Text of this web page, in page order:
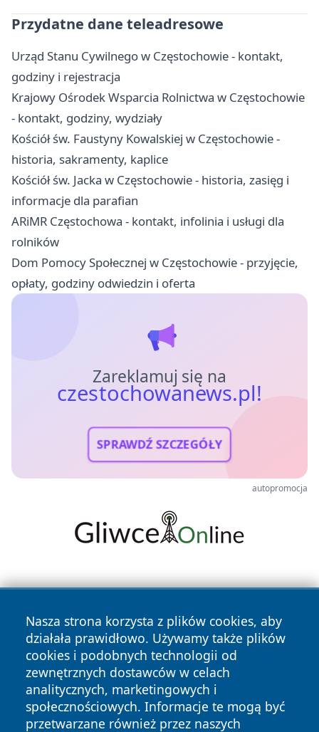
Przydatne dane teleadresowe
Urząd Stanu Cywilnego w Częstochowie - kontakt,
godziny i rejestracja
Krajowy Ośrodek Wsparcia Rolnictwa w Częstochowie
- kontakt, godziny, wydziały
Kościół św. Faustyny Kowalskiej w Częstochowie -
historia, sakramenty, kaplice
Kościół św. Jacka w Częstochowie - historia, zasięg i
informacje dla parafian
ARiMR Częstochowa - kontakt, infolinia i usługi dla
rolników
Dom Pomocy Społecznej w Częstochowie - przyjęcie,
opłaty, godziny odwiedzin i oferta
Zareklamuj się na
czestochowanews.pl!
SPRAWDŹ SZCZEGÓŁY
autopromocja
Nasza strona korzysta z plików cookies, aby
działała prawidłowo. Używamy także plików
cookies i podobnych technologii od
zewnętrznych dostawców w celach
analitycznych, marketingowych i
społecznościowych. Informacje te mogą być
przetwarzane również przez naszych
Copyright © 2026 czestochowanews.pl Wszystkie prawa
zastrzeżone.
Polityka Polityka